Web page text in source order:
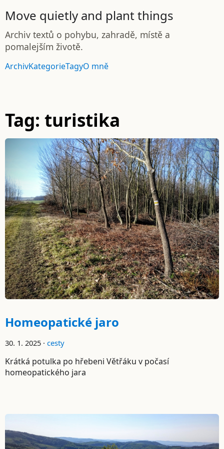
Move quietly and plant things
Archiv textů o pohybu, zahradě, místě a
pomalejším životě.
ArchivKategorieTagyO mně
Tag: turistika
Homeopatické jaro
30. 1. 2025 · cesty
Krátká potulka po hřebeni Větřáku v počasí
homeopatického jara